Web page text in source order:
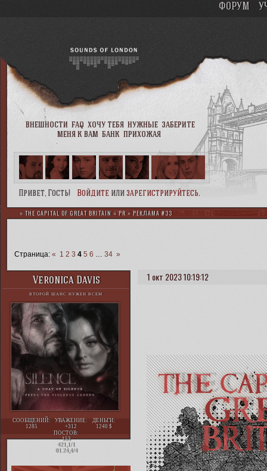
внешности faq хочу тебя нужные заберите
меня к вам банк прихожая
ФОРУМ
Привет, Гость! Войдитеили зарегистрируйтесь.
» THE CAPITAL OF GREAT BRITAIN »PR » РЕКЛАМА #33
Страница: « 1 2 3 4 5 6 34 »
1 окт 2023 10:19:12
Veronica Davis
ВТОРОЙ ШАНС НУЖЕН ВСЕМ
СООБЩЕНИЙ:
1285
УВАЖЕНИЕ:
+312
ДЕНЬГИ:
1240
ПОСТОВ:
153
421,1/1
01.24,4/4